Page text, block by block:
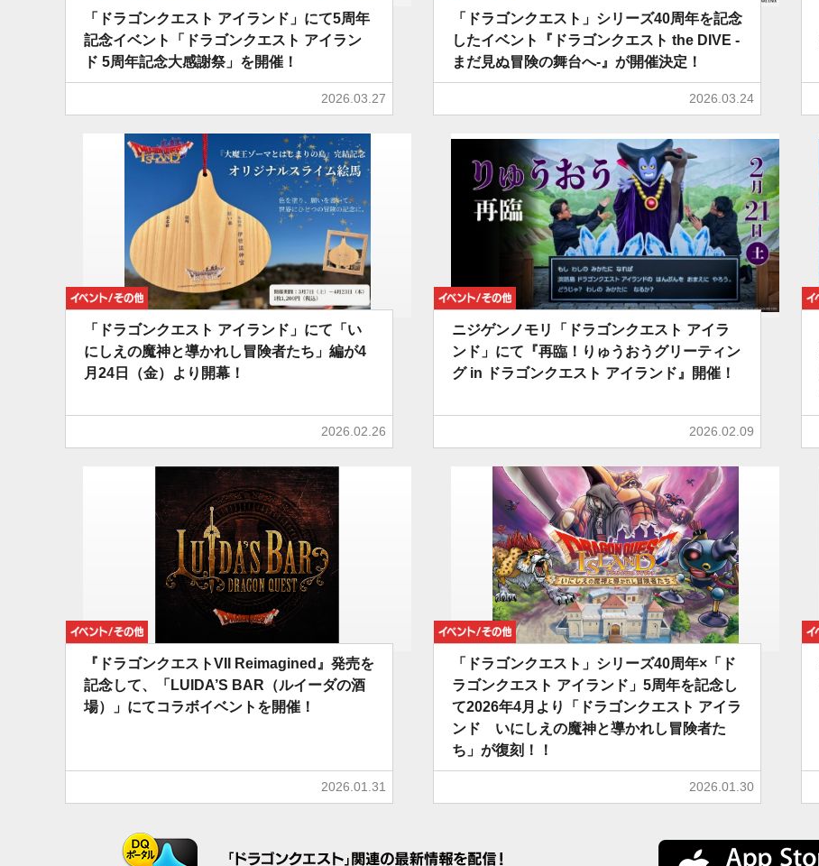
「ドラゴンクエスト アイランド」にて5周年
記念イベント「ドラゴンクエスト アイラン
ド 5周年記念大感謝祭」を開催！
2026.03.27
「ドラゴンクエスト」シリーズ40周年を記念
したイベント『ドラゴンクエスト the DIVE -
まだ見ぬ冒険の舞台へ-』が開催決定！
2026.03.24
イベント/その他
「ドラゴンクエスト アイランド」にて「い
にしえの魔神と導かれし冒険者たち」編が4
月24日（金）より開幕！
2026.02.26
イベント/その他
ニジゲンノモリ「ドラゴンクエスト アイラ
ンド」にて『再臨！りゅうおうグリーティン
グ in ドラゴンクエスト アイランド』開催！
2026.02.09
イベント/その他
『ドラゴンクエストVII Reimagined』発売を
記念して、「LUIDA’S BAR（ルイーダの酒
場）」にてコラボイベントを開催！
2026.01.31
イベント/その他
「ドラゴンクエスト」シリーズ40周年×「ド
ラゴンクエスト アイランド」5周年を記念し
て2026年4月より「ドラゴンクエスト アイラ
ンド いにしえの魔神と導かれし冒険者た
ち」が復刻！！
2026.01.30